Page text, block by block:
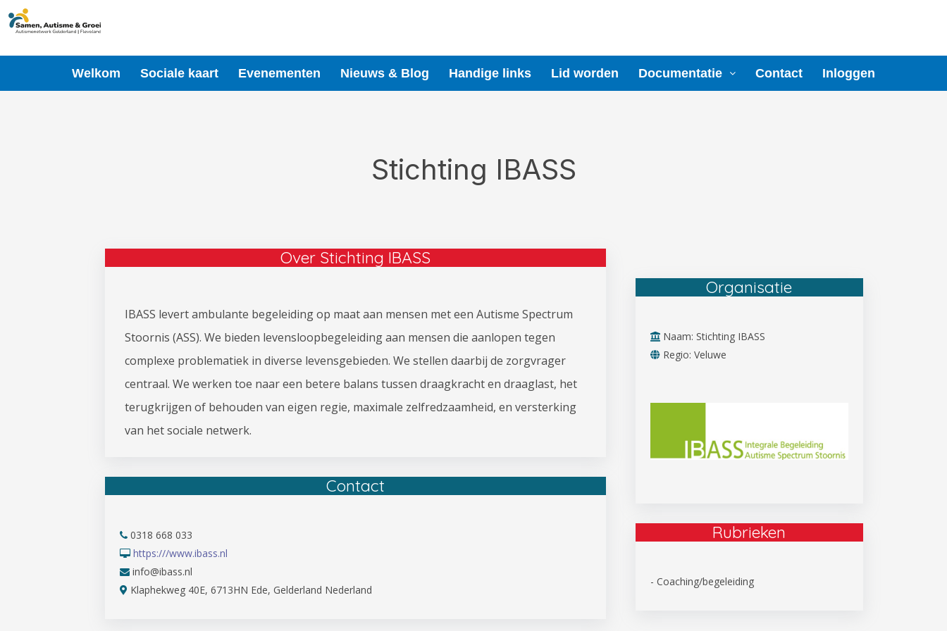
naar
inhoud
Welkom Sociale kaart Evenementen Nieuws & Blog Handige links Lid worden Documentatie Contact Inloggen
Stichting IBASS
Over Stichting IBASS
IBASS levert ambulante begeleiding op maat aan mensen met een Autisme Spectrum
Stoornis (ASS). We bieden levensloopbegeleiding aan mensen die aanlopen tegen
complexe problematiek in diverse levensgebieden. We stellen daarbij de zorgvrager
centraal. We werken toe naar een betere balans tussen draagkracht en draaglast, het
terugkrijgen of behouden van eigen regie, maximale zelfredzaamheid, en versterking
van het sociale netwerk.
Contact
0318 668 033
https:///www.ibass.nl
info@ibass.nl
Klaphekweg 40E, 6713HN Ede, Gelderland Nederland
Organisatie
Naam: Stichting IBASS
Regio: Veluwe
Rubrieken
- Coaching/begeleiding